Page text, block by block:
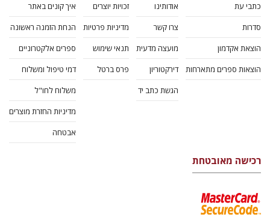
כתבי עת
סדרות
הוצאת אקדמון
הוצאות ספרים מתארחות
אודותינו
צרו קשר
מועצה מדעית
דירקטוריון
הגשת כתב יד
זכויות יוצרים
מדיניות פרטיות
תנאי שימוש
פרס ברטל
איך קונים באתר
הנחת הזמנה ראשונה
ספרים אלקטרוניים
דמי טיפול ומשלוח
משלוח לחו"ל
מדיניות החזרת מוצרים
אבטחה
רכישה מאובטחת